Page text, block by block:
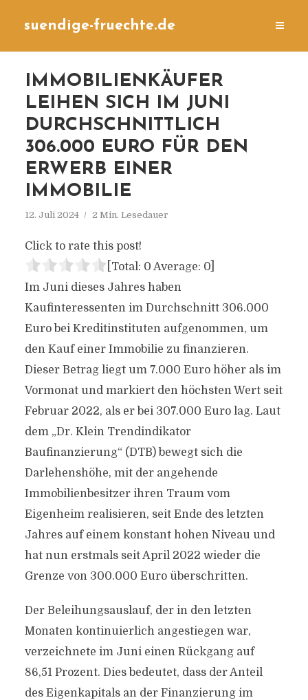
suendige-fruechte.de
IMMOBILIENKÄUFER
LEIHEN SICH IM JUNI
DURCHSCHNITTLICH
306.000 EURO FÜR DEN
ERWERB EINER
IMMOBILIE
12. Juli 2024 2 Min. Lesedauer
Click to rate this post!
[Total: 0 Average: 0]
Im Juni dieses Jahres haben
Kaufinteressenten im Durchschnitt 306.000
Euro bei Kreditinstituten aufgenommen, um
den Kauf einer Immobilie zu finanzieren.
Dieser Betrag liegt um 7.000 Euro höher als im
Vormonat und markiert den höchsten Wert seit
Februar 2022, als er bei 307.000 Euro lag. Laut
dem „Dr. Klein Trendindikator
Baufinanzierung“ (DTB) bewegt sich die
Darlehenshöhe, mit der angehende
Immobilienbesitzer ihren Traum vom
Eigenheim realisieren, seit Ende des letzten
Jahres auf einem konstant hohen Niveau und
hat nun erstmals seit April 2022 wieder die
Grenze von 300.000 Euro überschritten.
Der Beleihungsauslauf, der in den letzten
Monaten kontinuierlich angestiegen war,
verzeichnete im Juni einen Rückgang auf
86,51 Prozent. Dies bedeutet, dass der Anteil
des Eigenkapitals an der Finanzierung im